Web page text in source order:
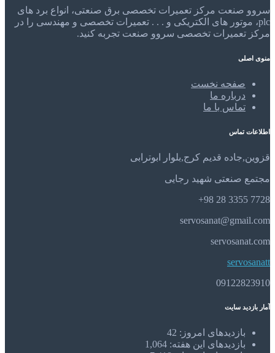
سروو صنعت مرکز تعمیرات تخصصی برق صنعتی، انواع برد های
plc، موتور های الکتریکی و . . . تعمیرات تخصصی و مهندسی را در
مرکز تعمیرات تخصصی سروو صنعت تجربه کنید.
منوی اصلی
صفحه نخست
درباره ما
تماس با ما
اطلاعات تماس
قزوین,جاده قدیم کرج,بلوار ابوترابی
مجتمع صنعتی شهید رجایی
7728 3355 28 98+
servosanat@gmail.com
servosanat.com
servosanatt
09122823910
آمار بازدید سایت
بازدیدهای امروز: 42
بازدیدهای این هفته: 1,064